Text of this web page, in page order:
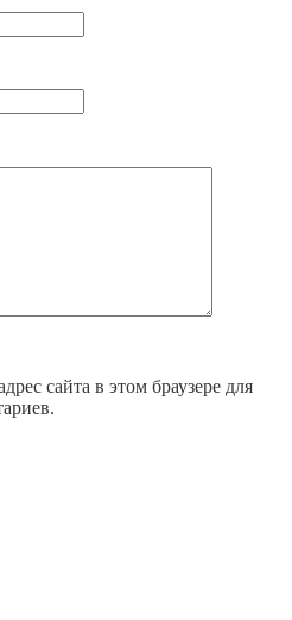
сайта в этом браузере для